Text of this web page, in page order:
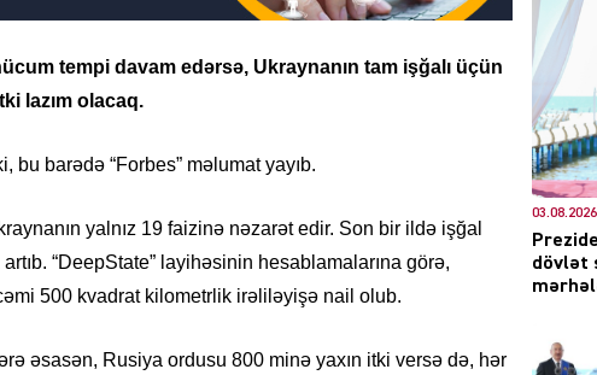
tempi davam edərsə, Ukraynanın tam işğalı üçün
lazım olacaq.
bu barədə “Forbes” məlumat yayıb.
yalnız 19 faizinə nəzarət edir. Son bir ildə işğal
“DeepState” layihəsinin hesablamalarına görə,
500 kvadrat kilometrlik irəliləyişə nail olub.
əsasən, Rusiya ordusu 800 minə yaxın itki versə də, hər
DÜNYA
03.08.2026
dövlət